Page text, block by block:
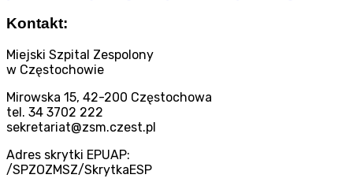
Kontakt:
Miejski Szpital Zespolony
w Częstochowie
Mirowska 15, 42-200 Częstochowa
tel. 34 3702 222
sekretariat@zsm.czest.pl
Adres skrytki EPUAP:
/SPZOZMSZ/SkrytkaESP